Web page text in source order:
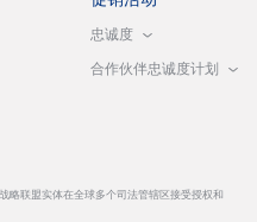
忠诚度
合作伙伴忠诚度计划
略联盟实体在全球多个司法管辖区接受授权和